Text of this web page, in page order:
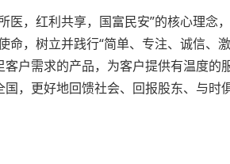
医，红利共享，国富民安”的核心理念
命，树立并践行“简单、专注、诚信、
户需求的产品，为客户提供有温度的
，更好地回馈社会、回报股东、与时